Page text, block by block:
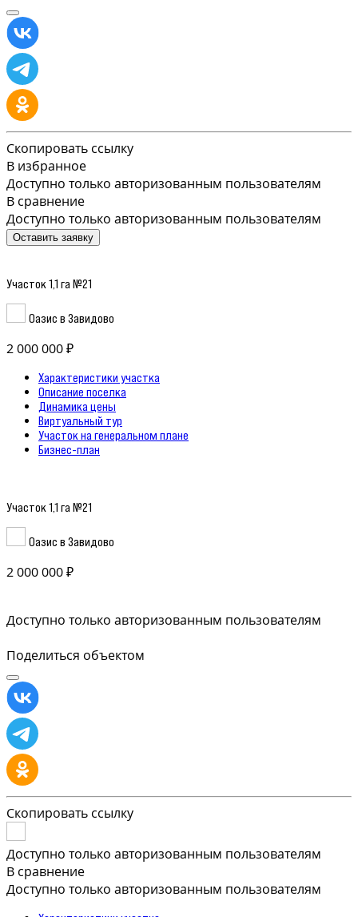
Скопировать ссылку
В избранное
Доступно только авторизованным пользователям
В сравнение
Доступно только авторизованным пользователям
Оставить заявку
Участок 1,1 га №21
Оазис в Завидово
2 000 000 ₽
Характеристики участка
Описание поселка
Динамика цены
Виртуальный тур
Участок на генеральном плане
Бизнес-план
Участок 1,1 га №21
Оазис в Завидово
2 000 000 ₽
Доступно только авторизованным пользователям
Поделиться объектом
Скопировать ссылку
Доступно только авторизованным пользователям
В сравнение
Доступно только авторизованным пользователям